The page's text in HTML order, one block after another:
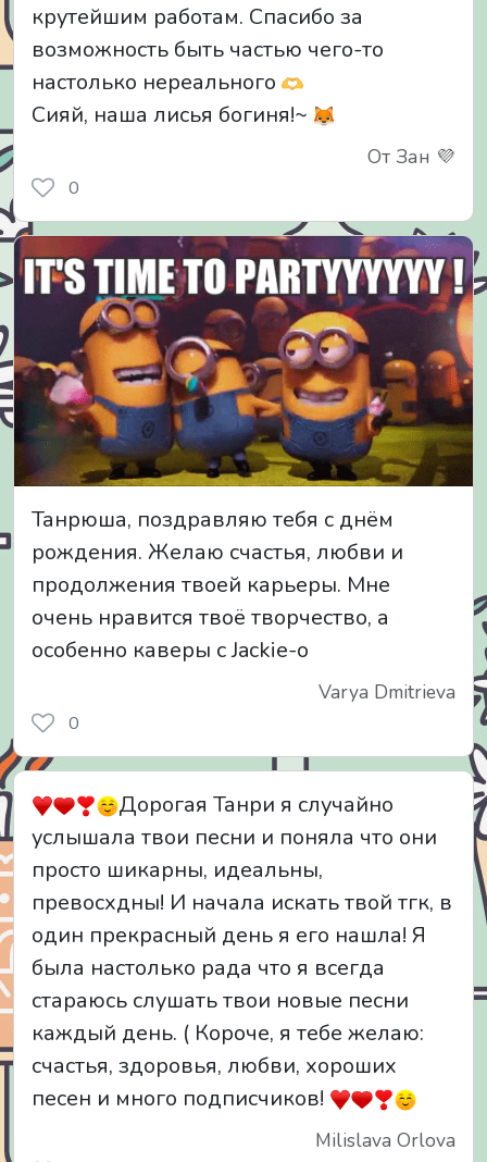
крутейшим работам. Спасибо за
возможность быть частью чего-то
настолько нереального
Сияй, наша лисья богиня!~
От Зан 💜
0
Танрюша, поздравляю тебя с днём
рождения. Желаю счастья, любви и
продолжения твоей карьеры. Мне
очень нравится твоё творчество, а
особенно каверы с Jackie-o
Varya Dmitrieva
0
Дорогая Танри я случайно
услышала твои песни и поняла что они
просто шикарны, идеальны,
превосхдны! И начала искать твой тгк, в
один прекрасный день я его нашла! Я
была настолько рада что я всегда
стараюсь слушать твои новые песни
каждый день. ( Короче, я тебе желаю:
счастья, здоровья, любви, хороших
песен и много подписчиков!
Milislava Orlova